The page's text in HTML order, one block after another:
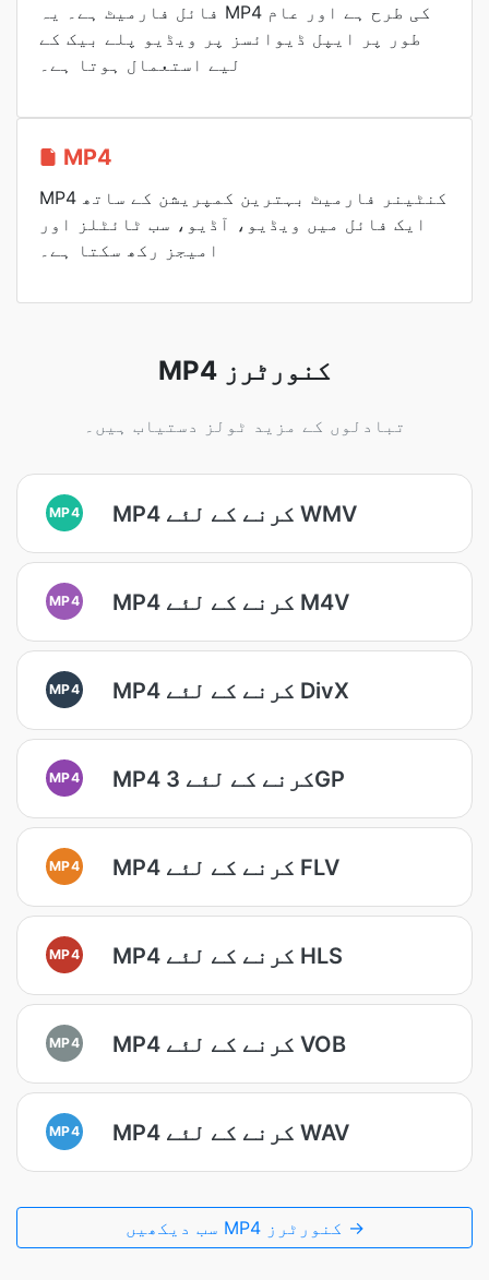
فائل فارمیٹ ہے۔ یہ MP4 کی طرح ہے اور عام
طور پر ایپل ڈیوائسز پر ویڈیو پلے بیک کے
لیے استعمال ہوتا ہے۔
MP4
MP4 کنٹینر فارمیٹ بہترین کمپریشن کے ساتھ
ایک فائل میں ویڈیو، آڈیو، سب ٹائٹلز اور
امیجز رکھ سکتا ہے۔
MP4 کنورٹرز
تبادلوں کے مزید ٹولز دستیاب ہیں۔
MP4 MP4 کرنے کے لئے WMV
MP4 MP4 کرنے کے لئے M4V
MP4 MP4 کرنے کے لئے DivX
MP4 MP4 کرنے کے لئے 3GP
MP4 MP4 کرنے کے لئے FLV
MP4 MP4 کرنے کے لئے HLS
MP4 MP4 کرنے کے لئے VOB
MP4 MP4 کرنے کے لئے WAV
سب دیکھیں MP4 کنورٹرز →